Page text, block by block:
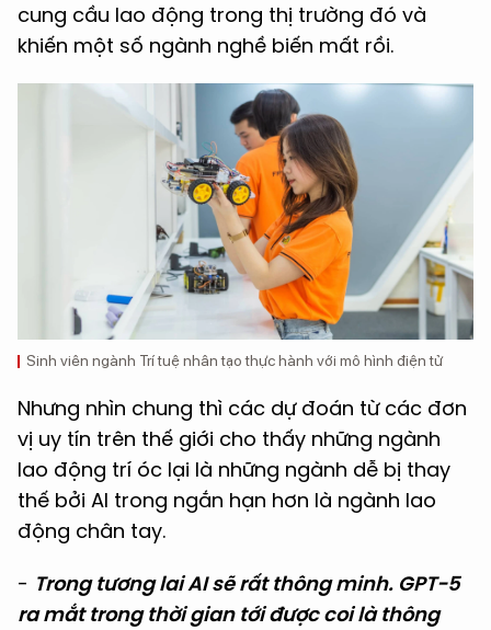
cung cầu lao động trong thị trường đó và
khiến một số ngành nghề biến mất rồi.
Sinh viên ngành Trí tuệ nhân tạo thực hành với mô hình điện tử
Nhưng nhìn chung thì các dự đoán từ các đơn
vị uy tín trên thế giới cho thấy những ngành
lao động trí óc lại là những ngành dễ bị thay
thế bởi AI trong ngắn hạn hơn là ngành lao
động chân tay.
- Trong tương lai AI sẽ rất thông minh. GPT-5
ra mắt trong thời gian tới được coi là thông